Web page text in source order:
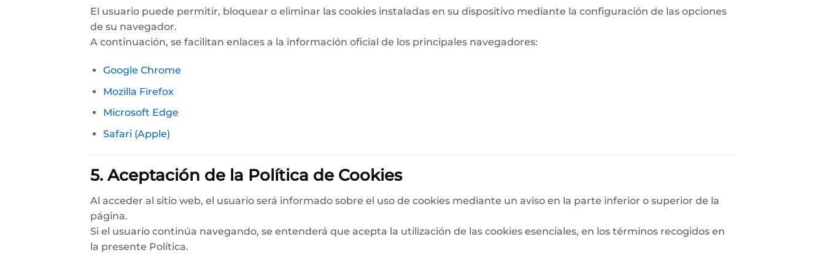
El usuario puede permitir, bloquear o eliminar las cookies instaladas en su dispositivo mediante la configuración de las opciones
de su navegador.
A continuación, se facilitan enlaces a la información oficial de los principales navegadores:
Google Chrome
Mozilla Firefox
Microsoft Edge
Safari (Apple)
5. Aceptación de la Política de Cookies
Al acceder al sitio web, el usuario será informado sobre el uso de cookies mediante un aviso en la parte inferior o superior de la
página.
Si el usuario continúa navegando, se entenderá que acepta la utilización de las cookies esenciales, en los términos recogidos en
la presente Política.